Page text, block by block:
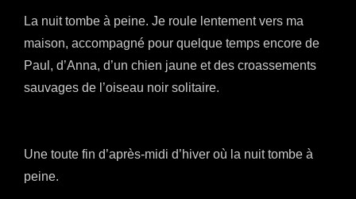
La nuit tombe à peine. Je roule lentement vers ma
maison, accompagné pour quelque temps encore de
Paul, d’Anna, d’un chien jaune et des croassements
sauvages de l’oiseau noir solitaire.
Une toute fin d’après-midi d’hiver où la nuit tombe à
peine.